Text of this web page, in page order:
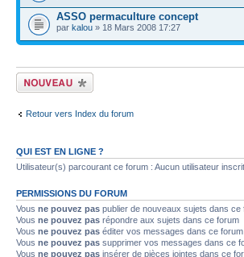
ASSO permaculture concept
par kalou » 18 Mars 2008 17:27
Publier un nouveau
sujet
Retour vers Index du forum
QUI EST EN LIGNE ?
Utilisateur(s) parcourant ce forum : Aucun utilisateur
PERMISSIONS DU FORUM
Vous ne pouvez pas publier de nouveaux sujets dans ce
Vous ne pouvez pas répondre aux sujets dans ce forum
Vous ne pouvez pas éditer vos messages dans ce forum
Vous ne pouvez pas supprimer vos messages dans ce
Vous ne pouvez pas insérer de pièces jointes dans ce